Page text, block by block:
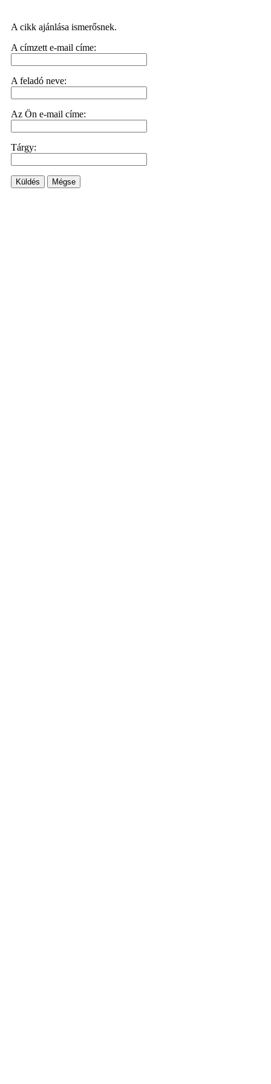
A cikk ajánlása ismerősnek.
A címzett e-mail címe:
A feladó neve:
Az Ön e-mail címe:
Tárgy:
Küldés Mégse